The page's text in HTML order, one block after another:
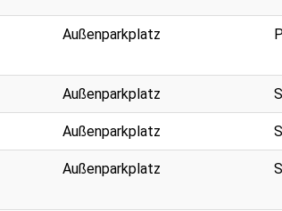
Außenparkplatz
Außenparkplatz
Außenparkplatz
Außenparkplatz